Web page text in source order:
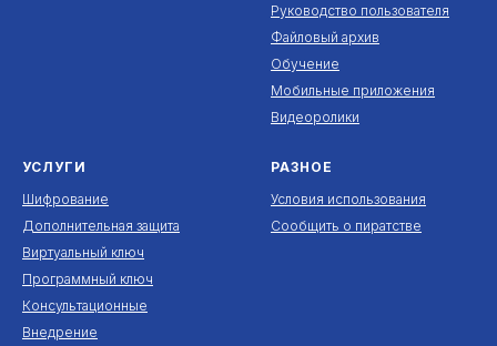
Руководство пользователя
Файловый архив
Обучение
Мобильные приложения
Видеоролики
УСЛУГИ
Шифрование
Дополнительная защита
Виртуальный ключ
Программный ключ
Консультационные
Внедрение
РАЗНОЕ
Условия использования
Сообщить о пиратстве